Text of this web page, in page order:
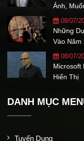
Ảnh,
08/07/
Những
Vào Năm
08/07/
Microsoft
Hiển Thị
DANH MỤC
Tuyển Dụng